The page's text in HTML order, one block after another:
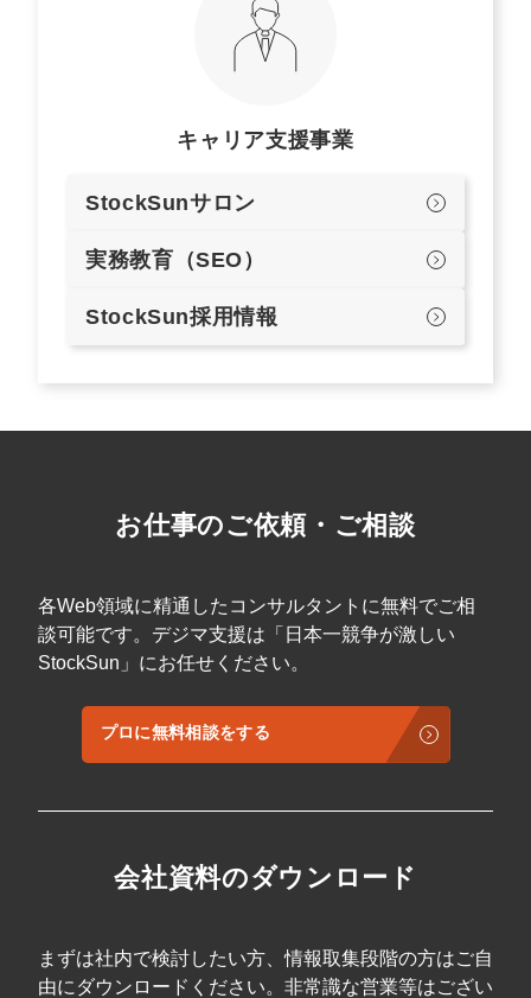
キャリア支援事業
StockSunサロン
実務教育（SEO）
StockSun採用情報
お仕事のご依頼・ご相談
各Web領域に精通したコンサルタントに無料でご相
談可能です。デジマ支援は「日本一競争が激しい
StockSun」にお任せください。
プロに無料相談をする
会社資料のダウンロード
まずは社内で検討したい方、情報取集段階の方はご自
由にダウンロードください。非常識な営業等はござい